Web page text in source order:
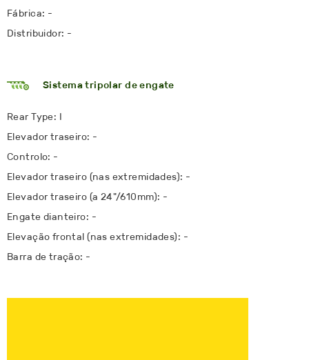
Fábrica: -
Distribuidor: -
Sistema tripolar de engate
Rear Type: I
Elevador traseiro: -
Controlo: -
Elevador traseiro (nas extremidades): -
Elevador traseiro (a 24"/610mm): -
Engate dianteiro: -
Elevação frontal (nas extremidades): -
Barra de tração: -